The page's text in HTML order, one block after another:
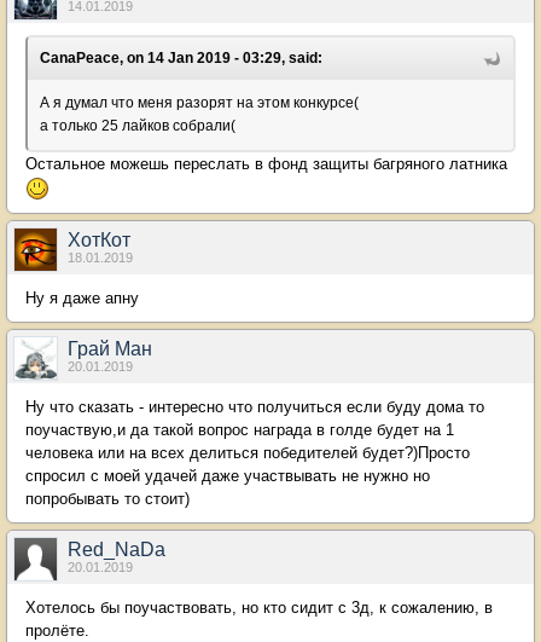
14.01.2019
CanaPeace, on 14 Jan 2019 - 03:29, said:
А я думал что меня разорят на этом конкурсе(
а только 25 лайков собрали(
Остальное можешь переслать в фонд защиты багряного латника
ХотКот
18.01.2019
Ну я даже апну
Грай Ман
20.01.2019
Ну что сказать - интересно что получиться если буду дома то
поучаствую,и да такой вопрос награда в голде будет на 1
человека или на всех делиться победителей будет?)Просто
спросил с моей удачей даже участвывать не нужно но
попробывать то стоит)
Red_NaDa
20.01.2019
Хотелось бы поучаствовать, но кто сидит с 3д, к сожалению, в
пролёте.